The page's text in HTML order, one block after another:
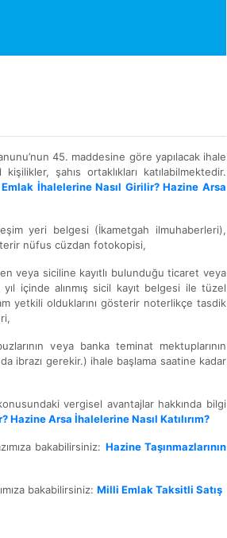
45. maddesine göre yapılacak ihale
şahıs ortaklıkları katılabilmektedir.
İhalelerine Nasıl Girilir? Hazine Arsa
yeri belgesi (İkametgah ilmuhaberleri),
nüfus cüzdan fotokopisi,
veya siciline kayıtlı bulunduğu ticaret veya
içinde alınmış sicil kayıt belgesi ile tüzel
yetkili olduklarını gösterir noterlikçe tasdik
veya banka teminat mektuplarının
ibrazı gerekir.) ihale başlama saatine kadar
vergisel avantajlar hakkında bilgi
Arsa İhalelerine Nasıl Katılırım?
bakabilirsiniz: Hazine Taşınmazlarının
bakabilirsiniz: Milli Emlak Taksitli Satış